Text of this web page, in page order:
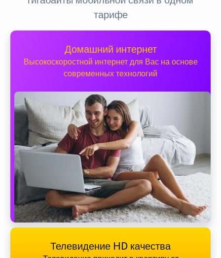
тарифе
Домашний интернет
Высокоскоростной интернет для Вас на основе
современных технологий
Телевидение HD качества